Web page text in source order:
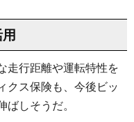
走行距離や運転特性を
クス保険も、今後ビッ
ばしそうだ。